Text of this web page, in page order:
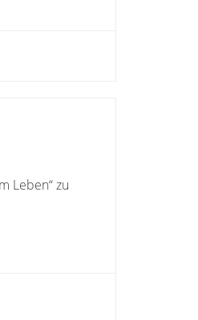
Leben“ zu